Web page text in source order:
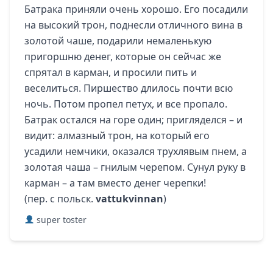
Батрака приняли очень хорошо. Его посадили
на высокий трон, поднесли отличного вина в
золотой чаше, подарили немаленькую
пригоршню денег, которые он сейчас же
спрятал в карман, и просили пить и
веселиться. Пиршество длилось почти всю
ночь. Потом пропел петух, и все пропало.
Батрак остался на горе один; пригляделся – и
видит: алмазный трон, на который его
усадили немчики, оказался трухлявым пнем, а
золотая чаша – гнилым черепом. Сунул руку в
карман – а там вместо денег черепки!
(пер. с польск. vattukvinnan)
super toster